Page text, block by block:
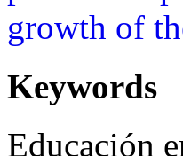
growth of
Keywords
Educación